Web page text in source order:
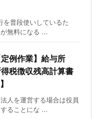
を普段使いしているた
無料になる ...
定例作業】給与所
税徴収残高計算書
人を運営する場合は役員
ることにな ...